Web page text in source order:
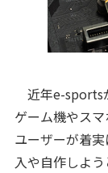
近年e-sports
ゲーム機やス
ユーザーが着
入や自作しよ